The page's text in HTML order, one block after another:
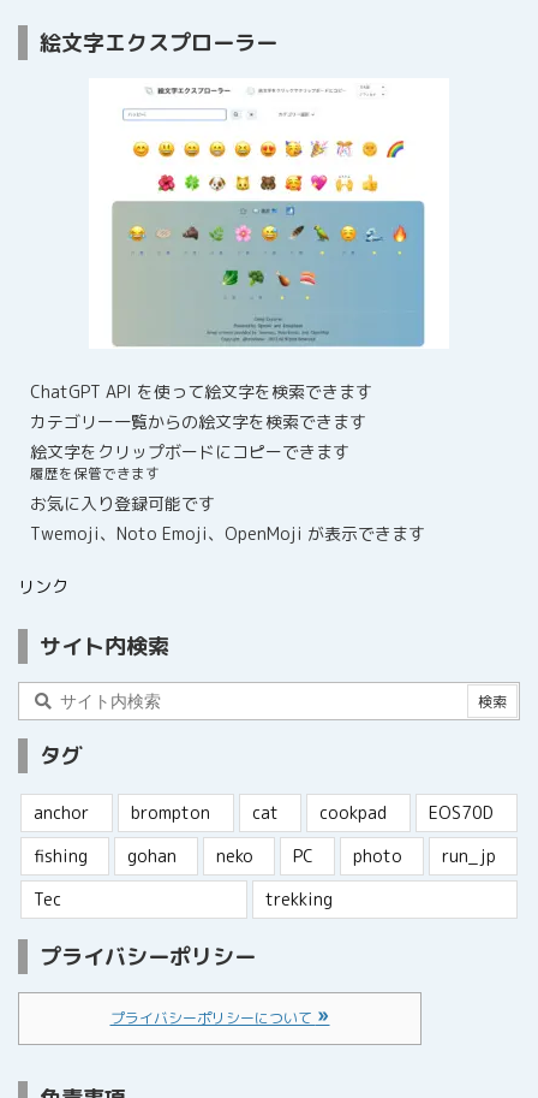
絵文字エクスプローラー
ChatGPT API を使って絵文字を検索できます
カテゴリー一覧からの絵文字を検索できます
絵文字をクリップボードにコピーできます
履歴を保管できます
お気に入り登録可能です
Twemoji、Noto Emoji、OpenMoji が表示できます
リンク
サイト内検索
タグ
anchor brompton cat cookpad
EOS70D
fishing
gohan neko PC photo
run_jp
Tec
trekking
プライバシーポリシー
プライバシーポリシーについて